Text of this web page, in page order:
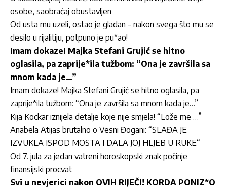
osobe, saobraćaj obustavljen
Od usta mu uzeli, ostao je gladan – nakon svega što mu se
desilo u rijalitiju, potpuno je pu*ao!
Imam dokaze! Majka Stefani Grujić se hitno
oglasila, pa zaprije*ila tužbom: “Ona je završila sa
mnom kada je…”
Imam dokaze! Majka Stefani Grujić se hitno oglasila, pa
zaprije*ila tužbom: “Ona je završila sa mnom kada je…”
Kija Kockar iznijela detalje koje nije smjela! “Lože me …”
Anabela Atijas brutalno o Vesni Đogani: “SLAĐA JE
IZVUKLA ISPOD MOSTA I DALA JOJ HLJEB U RUKE“
Od 7. jula za jedan vatreni horoskopski znak počinje
finansijski procvat
Svi u nevjerici nakon OVIH RIJEČI! KORDA PONIZ*O